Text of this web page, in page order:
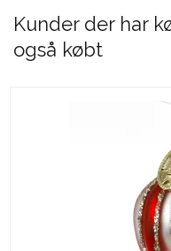
Kunder der har
også købt